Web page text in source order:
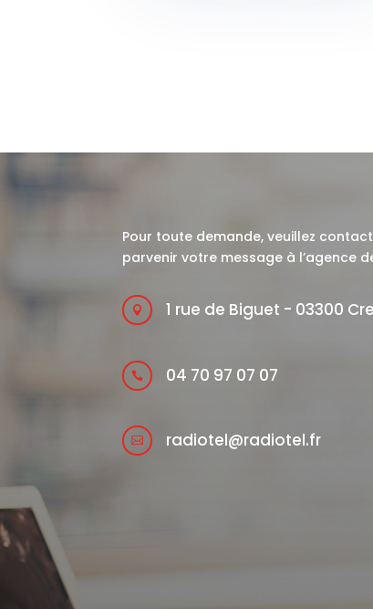
Pour toute demande, veuillez
parvenir votre message à l’agence
 1 rue de Biguet - 03300
 04 70 97 07 07
 radiotel@radiotel.fr